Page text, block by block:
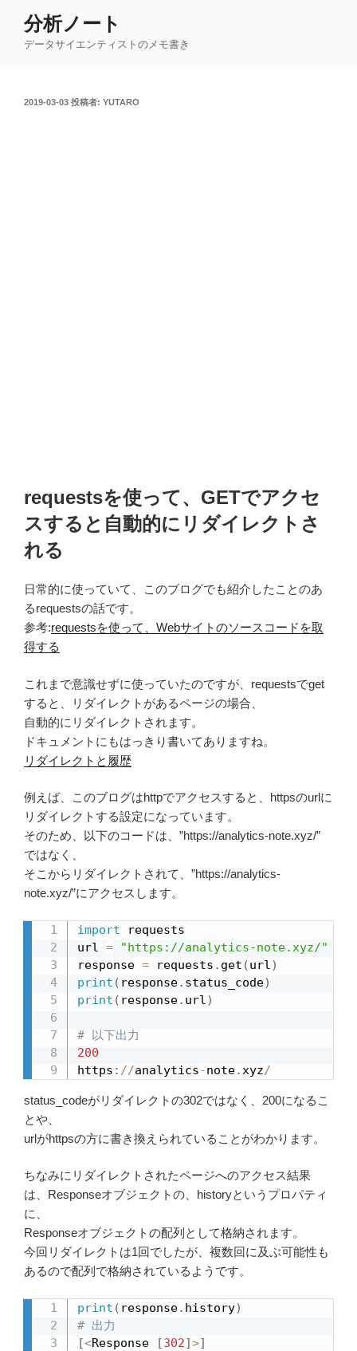
分析ノート
データサイエンティストのメモ書き
投
2019-03-03 投稿者: YUTARO
requestsを使って、GETでアクセ
スすると自動的にリダイレクトさ
れる
日常的に使っていて、このブログでも紹介したことのあ
るrequestsの話です。
参考:requestsを使って、Webサイトのソースコードを取
得する
これまで意識せずに使っていたのですが、requestsでget
すると、リダイレクトがあるページの場合、
自動的にリダイレクトされます。
ドキュメントにもはっきり書いてありますね。
リダイレクトと履歴
例えば、このブログはhttpでアクセスすると、httpsのurlに
リダイレクトする設定になっています。
そのため、以下のコードは、”https://analytics-note.xyz/”
ではなく、
そこからリダイレクトされて、”https://analytics-
note.xyz/”にアクセスします。
import requests
url =
"https://analytics-note.xyz/"
response = requests . get (url)
print ( response. status_code)
print ( response. url)
# 以下出力
200
https : //analytics-note.xyz/
status_codeがリダイレクトの302ではなく、200になるこ
とや、
urlがhttpsの方に書き換えられていることがわかります。
ちなみにリダイレクトされたページへのアクセス結果
は、Responseオブジェクトの、historyというプロパティ
に、
Responseオブジェクトの配列として格納されます。
今回リダイレクトは1回でしたが、複数回に及ぶ可能性も
あるので配列で格納されているようです。
print ( response. history)
# 出力
[<Response [302]>]